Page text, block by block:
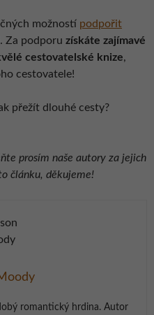
možností podpořit
. Za podporu získáte zajímavé
cestovatelské knize,
cestovatele!
přežít dlouhé cesty?
prosím naše autory za jejich
článku, děkujeme!
romantický hrdina. Autor